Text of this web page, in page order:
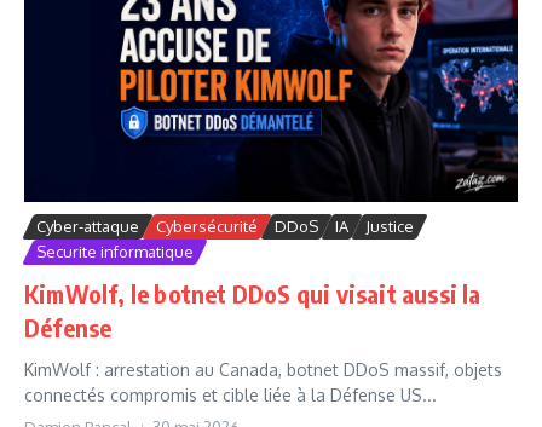
Cyber-attaque Cybersécurité DDoS IA
Justice
Securite informatique
KimWolf, le botnet DDoS qui visait aussi la
Défense
KimWolf : arrestation au Canada, botnet DDoS massif, objets
connectés compromis et cible liée à la Défense US...